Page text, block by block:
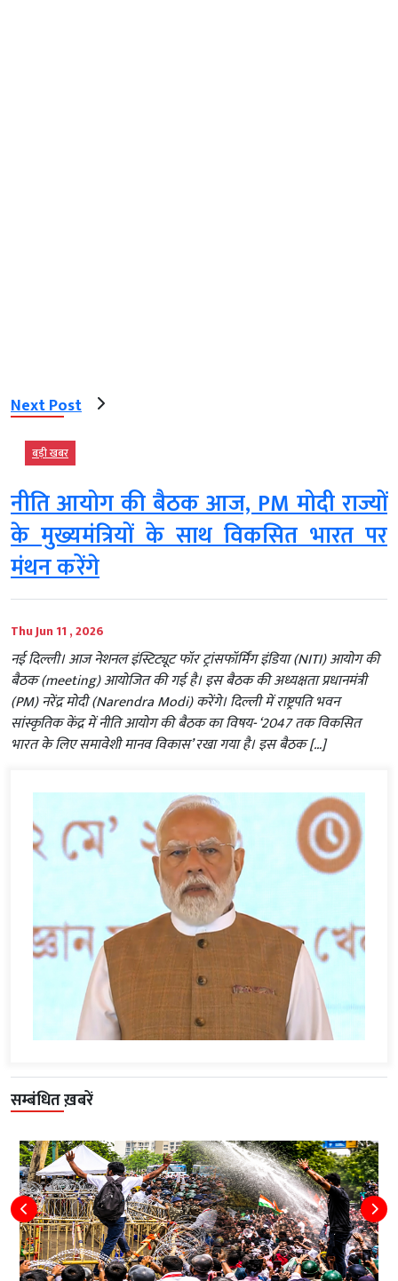
Next Post
बड़ी खबर
नीति आयोग की बैठक आज, PM मोदी राज्यों
के मुख्यमंत्रियों के साथ विकसित भारत पर
मंथन करेंगे
Thu Jun 11 , 2026
नई दिल्ली। आज नेशनल इंस्टिट्यूट फॉर ट्रांसफॉर्मिंग इंडिया (NITI) आयोग की
बैठक (meeting) आयोजित की गई है। इस बैठक की अध्यक्षता प्रधानमंत्री
(PM) नरेंद्र मोदी (Narendra Modi) करेंगे। दिल्ली में राष्ट्रपति भवन
सांस्कृतिक केंद्र में नीति आयोग की बैठक का विषय- ‘2047 तक विकसित
भारत के लिए समावेशी मानव विकास’ रखा गया है। इस बैठक […]
सम्बंधित ख़बरें